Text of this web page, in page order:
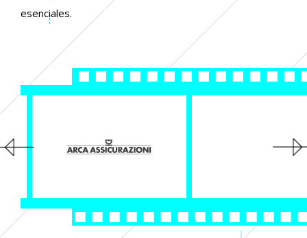
esenciales.